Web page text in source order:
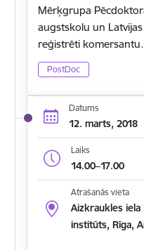
Mērķgrupa
augstskolu un
reģistrēti
PostDoc
Datums
12. marts, 2018
Laiks
14.00–17.00
Atrašanās vieta
Aizkraukles iela
institūts, Rīga,